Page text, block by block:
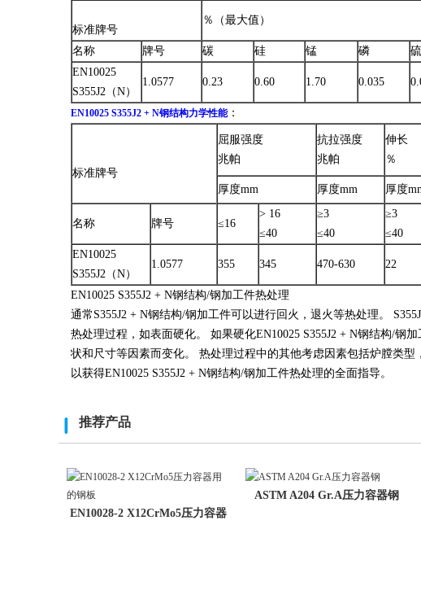
标准牌号
％（最大值）
名称 牌号 碳 硅 锰 磷 硫
EN10025
S355J2（N）
1.0577 0.23 0.60 1.70 0.035
EN10025 S355J2 + N钢结构力学性能：
标准牌号
屈服强度
兆帕
抗拉强度
兆帕
伸长
％
厚度mm 厚度mm 厚度
名称 牌号 ≤16
> 16
≤40
≥3
≤40
≥3
≤40
EN10025
S355J2（N）
1.0577 355 345 470-630 22
EN10025 S355J2 + N钢结构/钢加工件热处理
通常S355J2 + N钢结构/钢加工件可以进行回火，退火等热处理。
热处理过程，如表面硬化。 如果硬化EN10025 S355J2 + N钢结构/钢
状和尺寸等因素而变化。 热处理过程中的其他考虑因素包括炉膛类
以获得EN10025 S355J2 + N钢结构/钢加工件热处理的全面指导。
推荐产品
EN10028-2 X12CrMo5压力容器
ASTM A204 Gr.A压力容器钢